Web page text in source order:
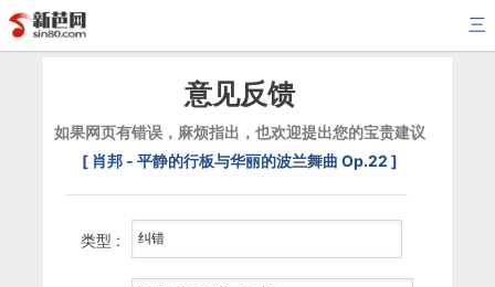
三
意见反馈
如果网页有错误，麻烦指出，也欢迎提出您的宝贵建议
[ 肖邦 - 平静的行板与华丽的波兰舞曲 Op.22 ]
类型 :